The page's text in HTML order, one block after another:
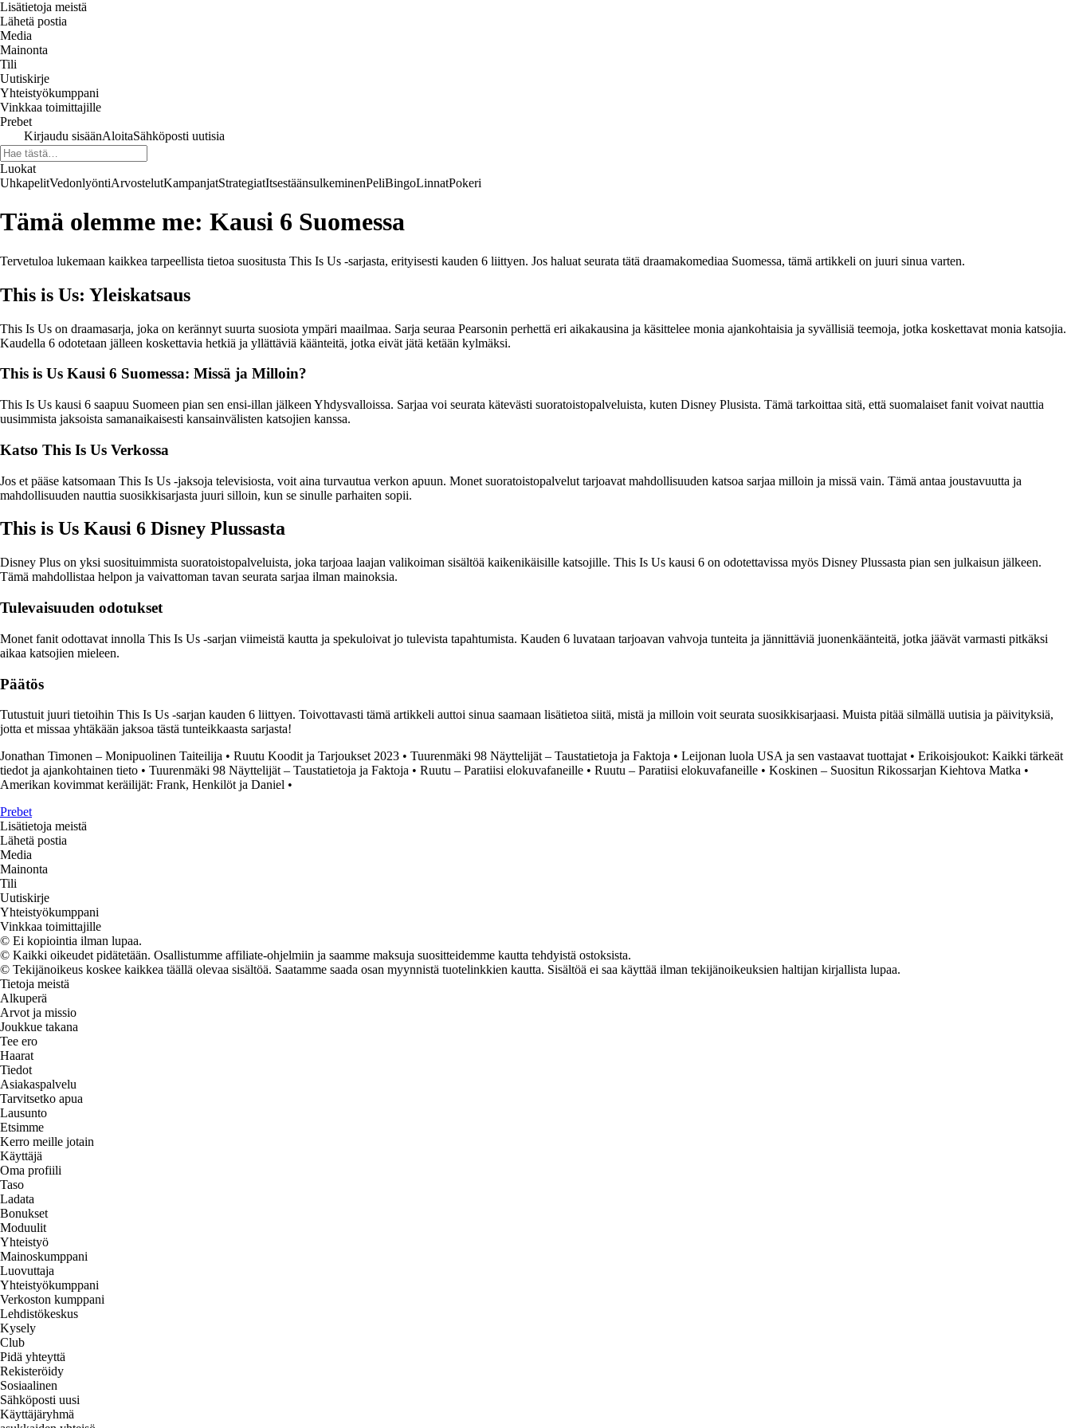
Lisätietoja meistä
Lähetä postia
Media
Mainonta
Tili
Uutiskirje
Yhteistyökumppani
Vinkkaa toimittajille
Prebet
Kirjaudu sisäänAloitaSähköposti uutisia
Luokat
UhkapelitVedonlyöntiArvostelutKampanjatStrategiatItsestäänsulkeminenPeliBingoLinnatPokeri
Tämä olemme me: Kausi 6 Suomessa
Tervetuloa lukemaan kaikkea tarpeellista tietoa suositusta This Is Us -sarjasta, erityisesti kauden 6 liittyen. Jos haluat seurata tätä draamakomediaa Suomessa, tämä artikkeli on juuri sinua varten.
This is Us: Yleiskatsaus
This Is Us on draamasarja, joka on kerännyt suurta suosiota ympäri maailmaa. Sarja seuraa Pearsonin perhettä eri aikakausina ja käsittelee monia ajankohtaisia ja syvällisiä teemoja, jotka koskettavat monia katsojia.
Kaudella 6 odotetaan jälleen koskettavia hetkiä ja yllättäviä käänteitä, jotka eivät jätä ketään kylmäksi.
This is Us Kausi 6 Suomessa: Missä ja Milloin?
This Is Us kausi 6 saapuu Suomeen pian sen ensi-illan jälkeen Yhdysvalloissa. Sarjaa voi seurata kätevästi suoratoistopalveluista, kuten Disney Plusista. Tämä tarkoittaa sitä, että suomalaiset fanit voivat nauttia
uusimmista jaksoista samanaikaisesti kansainvälisten katsojien kanssa.
Katso This Is Us Verkossa
Jos et pääse katsomaan This Is Us -jaksoja televisiosta, voit aina turvautua verkon apuun. Monet suoratoistopalvelut tarjoavat mahdollisuuden katsoa sarjaa milloin ja missä vain. Tämä antaa joustavuutta ja
mahdollisuuden nauttia suosikkisarjasta juuri silloin, kun se sinulle parhaiten sopii.
This is Us Kausi 6 Disney Plussasta
Disney Plus on yksi suosituimmista suoratoistopalveluista, joka tarjoaa laajan valikoiman sisältöä kaikenikäisille katsojille. This Is Us kausi 6 on odotettavissa myös Disney Plussasta pian sen julkaisun jälkeen.
Tämä mahdollistaa helpon ja vaivattoman tavan seurata sarjaa ilman mainoksia.
Tulevaisuuden odotukset
Monet fanit odottavat innolla This Is Us -sarjan viimeistä kautta ja spekuloivat jo tulevista tapahtumista. Kauden 6 luvataan tarjoavan vahvoja tunteita ja jännittäviä juonenkäänteitä, jotka jäävät varmasti pitkäksi
aikaa katsojien mieleen.
Päätös
Tutustuit juuri tietoihin This Is Us -sarjan kauden 6 liittyen. Toivottavasti tämä artikkeli auttoi sinua saamaan lisätietoa siitä, mistä ja milloin voit seurata suosikkisarjaasi. Muista pitää silmällä uutisia ja päivityksiä,
jotta et missaa yhtäkään jaksoa tästä tunteikkaasta sarjasta!
Jonathan Timonen – Monipuolinen Taiteilija • Ruutu Koodit ja Tarjoukset 2023 • Tuurenmäki 98 Näyttelijät – Taustatietoja ja Faktoja • Leijonan luola USA ja sen vastaavat tuottajat • Erikoisjoukot: Kaikki tärkeät
tiedot ja ajankohtainen tieto • Tuurenmäki 98 Näyttelijät – Taustatietoja ja Faktoja • Ruutu – Paratiisi elokuvafaneille • Ruutu – Paratiisi elokuvafaneille • Koskinen – Suositun Rikossarjan Kiehtova Matka •
Amerikan kovimmat keräilijät: Frank, Henkilöt ja Daniel •
Prebet
Lisätietoja meistä
Lähetä postia
Media
Mainonta
Tili
Uutiskirje
Yhteistyökumppani
Vinkkaa toimittajille
© Ei kopiointia ilman lupaa.
© Kaikki oikeudet pidätetään. Osallistumme affiliate-ohjelmiin ja saamme maksuja suositteidemme kautta tehdyistä ostoksista.
© Tekijänoikeus koskee kaikkea täällä olevaa sisältöä. Saatamme saada osan myynnistä tuotelinkkien kautta. Sisältöä ei saa käyttää ilman tekijänoikeuksien haltijan kirjallista lupaa.
Tietoja meistä
Alkuperä
Arvot ja missio
Joukkue takana
Tee ero
Haarat
Tiedot
Asiakaspalvelu
Tarvitsetko apua
Lausunto
Etsimme
Kerro meille jotain
Käyttäjä
Oma profiili
Taso
Ladata
Bonukset
Moduulit
Yhteistyö
Mainoskumppani
Luovuttaja
Yhteistyökumppani
Verkoston kumppani
Lehdistökeskus
Kysely
Club
Pidä yhteyttä
Rekisteröidy
Sosiaalinen
Sähköposti uusi
Käyttäjäryhmä